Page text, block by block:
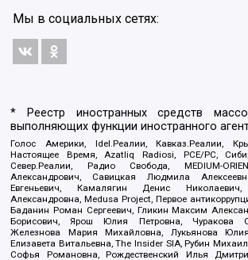
Мы в социальных сетях:
* Реестр иностранных средств
выполняющих функции иностранного
Голос Америки, Idel.Реалии, Кавказ.Реалии,
Настоящее Время, Azatliq Radiosi, PCE/PC,
Север.Реалии, Радио Свобода, MEDIUM-
Александрович, Савицкая Людмила
Евгеньевич, Камалягин Денис
Александровна, Medusa Project, Первое
Баданин Роман Сергеевич, Гликин Максим
Борисович, Ярош Юлия Петровна, Чуракова
Железнова Мария Михайловна, Лукьянова
Елизавета Витальевна, The Insider SIA, Рубин
Софья Романовна, Рождественский Илья